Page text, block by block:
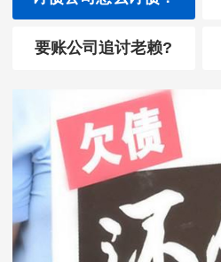
要账公司追讨老赖?